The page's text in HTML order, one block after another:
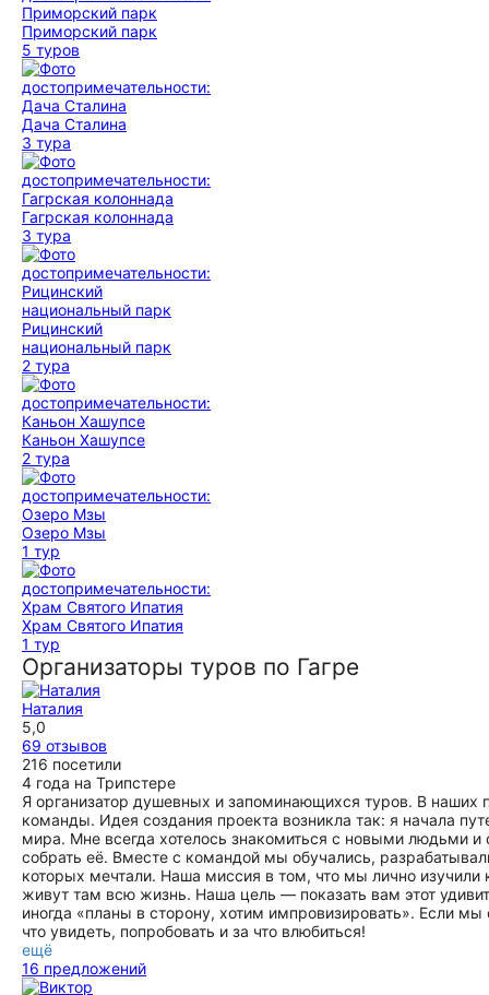
Приморский парк
5 туров
Дача Сталина
3 тура
Гагрская колоннада
3 тура
Рицинский
национальный парк
2 тура
Каньон Хашупсе
2 тура
Озеро Мзы
1 тур
Храм Святого Ипатия
1 тур
Организаторы туров по Гагре
Наталия
5,0
69 отзывов
216 посетили
4 года на Трипстере
Я организатор душевных и запоминающихся туров. В наших
команды. Идея создания проекта возникла так: я начала
мира. Мне всегда хотелось знакомиться с новыми людьми
собрать её. Вместе с командой мы обучались,
которых мечтали. Наша миссия в том, что мы лично
живут там всю жизнь. Наша цель — показать вам этот
иногда «планы в сторону, хотим импровизировать». Если
что увидеть, попробовать и за что влюбиться!
ещё
16 предложений